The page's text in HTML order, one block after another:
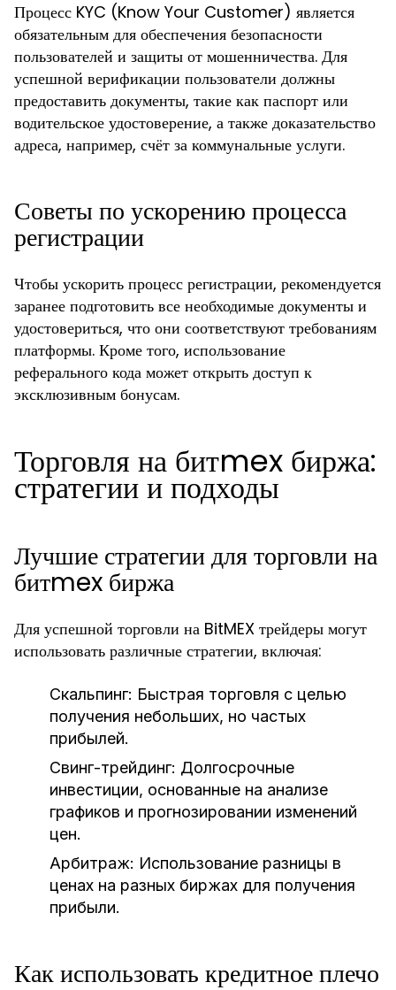
Процесс KYC (Know Your Customer) является
обязательным для обеспечения безопасности
пользователей и защиты от мошенничества. Для
успешной верификации пользователи должны
предоставить документы, такие как паспорт или
водительское удостоверение, а также доказательство
адреса, например, счёт за коммунальные услуги.
Советы по ускорению процесса
регистрации
Чтобы ускорить процесс регистрации, рекомендуется
заранее подготовить все необходимые документы и
удостовериться, что они соответствуют требованиям
платформы. Кроме того, использование
реферального кода может открыть доступ к
эксклюзивным бонусам.
Торговля на битmex биржа:
стратегии и подходы
Лучшие стратегии для торговли на
битmex биржа
Для успешной торговли на BitMEX трейдеры могут
использовать различные стратегии, включая:
Скальпинг: Быстрая торговля с целью
получения небольших, но частых
прибылей.
Свинг-трейдинг: Долгосрочные
инвестиции, основанные на анализе
графиков и прогнозировании изменений
цен.
Арбитраж: Использование разницы в
ценах на разных биржах для получения
прибыли.
Как использовать кредитное плечо